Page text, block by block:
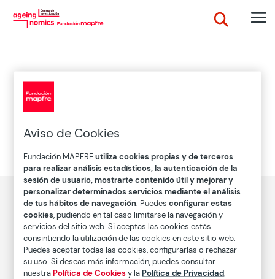
Edad prospectiva
quedan de vida y no en función los que ya hemos
cumplido.
Descubre el concepto Ageingnomics
Conócenos
Aviso de Cookies
Fundación MAPFREutiliza cookies propias y de terceros
para realizar análisis estadísticos, la autenticación de la
sesión de usuario, mostrarte contenido útil y mejorar y
personalizar determinados servicios mediante el análisis
de tus hábitos de navegación . Puedesconfigurar estas
cookies , pudiendo en tal caso limitarse la navegación y
servicios del sitio web. Si aceptas las cookies estás
consintiendo la utilización de las cookies en este sitio web.
Puedes aceptar todas las cookies, configurarlas o rechazar
su uso. Si deseas más información, puedes consultar
nuestraPolítica de Cookiesy laPolítica de Privacidad